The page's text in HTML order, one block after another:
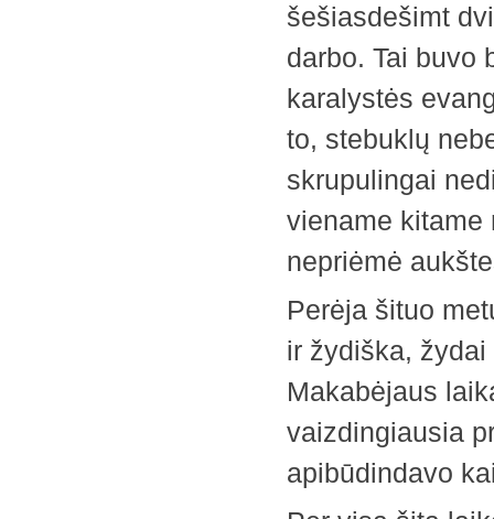
šešiasdešimt
darbo. Tai buvo
karalystės
to, stebuklų
skrupulingai
viename kitame
nepriėmė
Perėja šituo
ir žydiška,
Makabėjaus
vaizdingiausia
apibūdindavo